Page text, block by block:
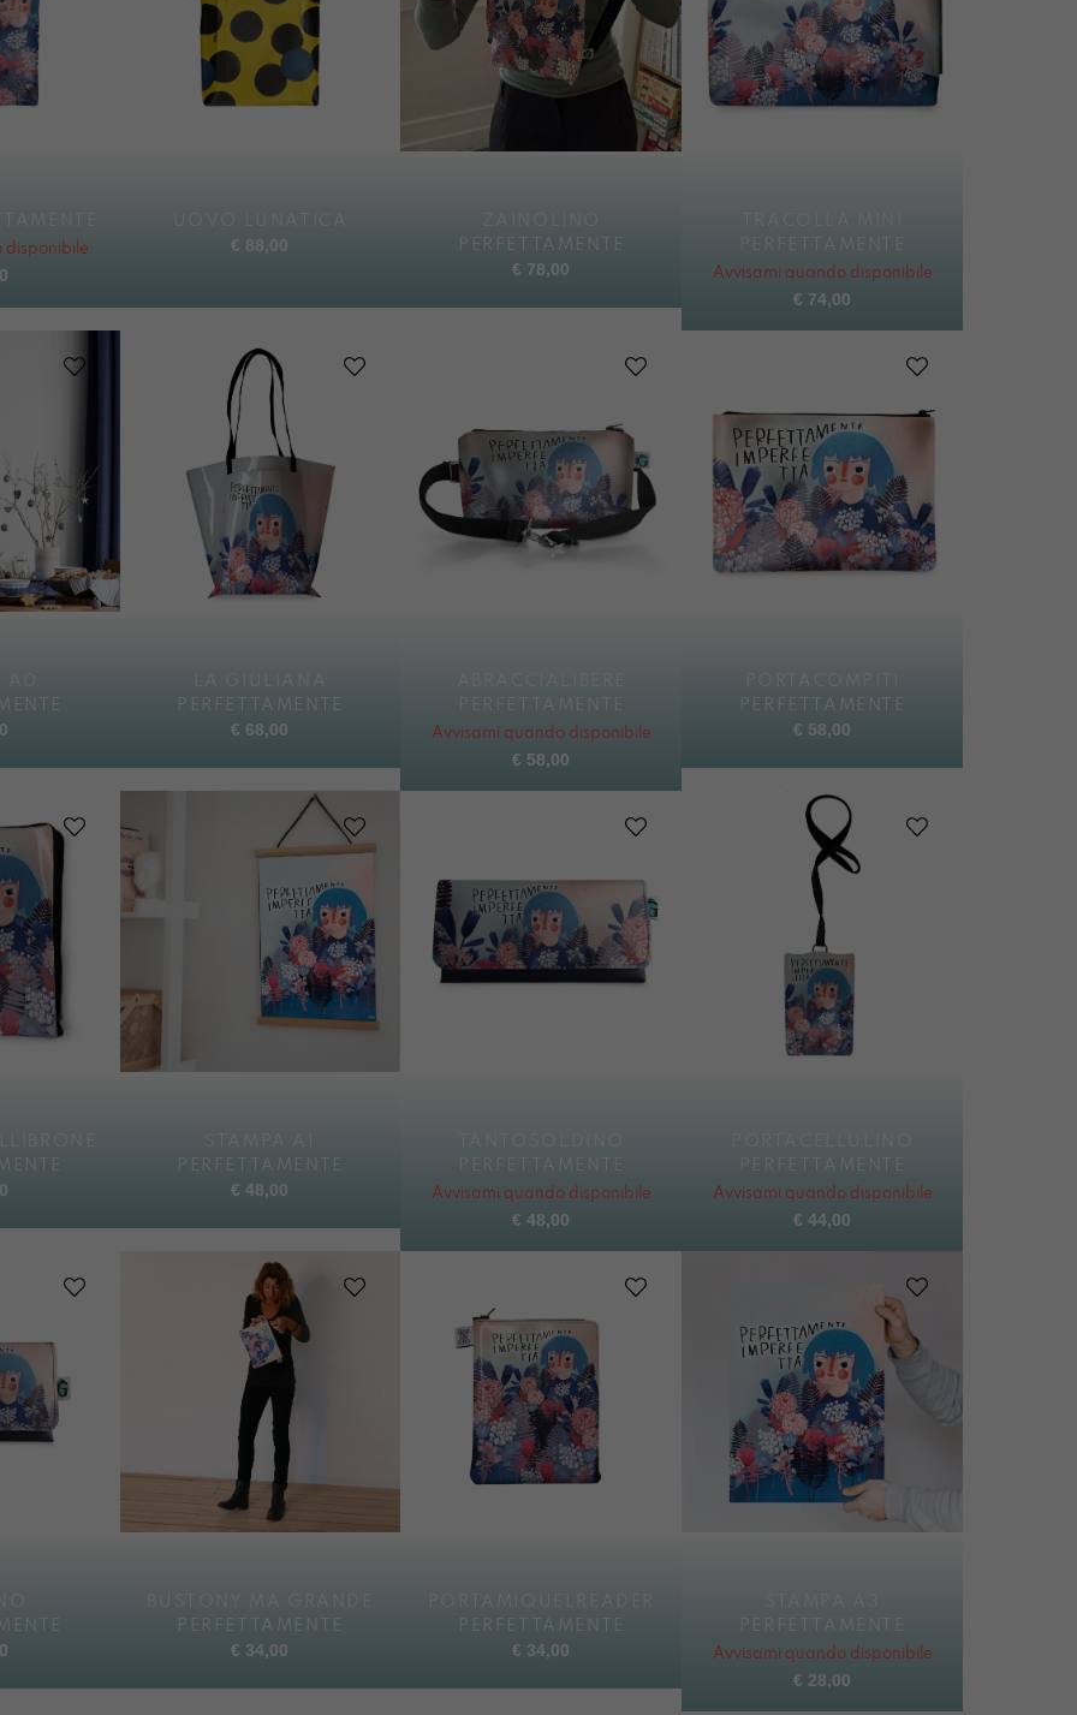
disponibile
UOVO LUNATICA
€ 88,00
PERFETTAMENTE
€ 78,00
PERFETTAMENTE
Avvisami quando disponibile
€ 74,00
PERFETTAMENTE
€ 68,00
PERFETTAMENTE
Avvisami quando disponibile
€ 58,00
PERFETTAMENTE
€ 58,00
PERFETTAMENTE
€ 48,00
PERFETTAMENTE
Avvisami quando disponibile
€ 48,00
PERFETTAMENTE
Avvisami quando disponibile
€ 44,00
PERFETTAMENTE
€ 34,00
PERFETTAMENTE
€ 34,00
PERFETTAMENTE
Avvisami quando disponibile
€ 28,00